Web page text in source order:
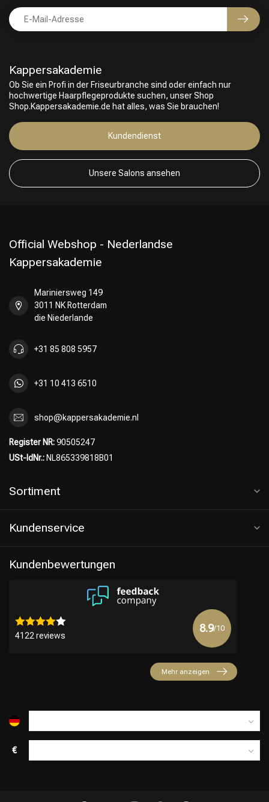
Friseurwahl
Kappersakademie
Ob Sie ein Profi in der Friseurbranche sind oder einfach nur
hochwertige Haarpflegeprodukte suchen, unser Shop
Shop.Kappersakademie.de hat alles, was Sie brauchen!
Kundendienst
Unsere Salons ansehen
Official Webshop - Nederlandse
Kappersakademie
Mariniersweg 149
3011 NK Rotterdam
die Niederlande
+31 85 808 5957
+31 10 413 6510
shop@kappersakademie.nl
Register NR:90505247
USt-IdNr.: NL865339818B01
Sortiment
Kundenservice
Kundenbewertungen
4122 reviews
8.9/10
Mehr anzeigen
€